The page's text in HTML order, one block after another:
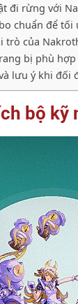
đi rừng với
chuẩn để
trò của
bị phù
lưu ý khi đối
bộ kỹ